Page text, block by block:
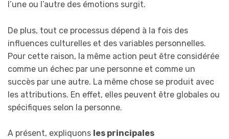
l’une ou l’autre des émotions surgit.
De plus, tout ce processus dépend à la fois des
influences culturelles et des variables personnelles.
Pour cette raison, la même action peut être considérée
comme un échec par une personne et comme un
succès par une autre. La même chose se produit avec
les attributions. En effet, elles peuvent être globales ou
spécifiques selon la personne.
A présent, expliquons les principales